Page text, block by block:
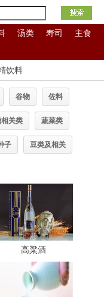
汤类 寿司
主食
饮料
谷物 佐料
关类 蔬菜类
子 豆类及相关
高粱酒